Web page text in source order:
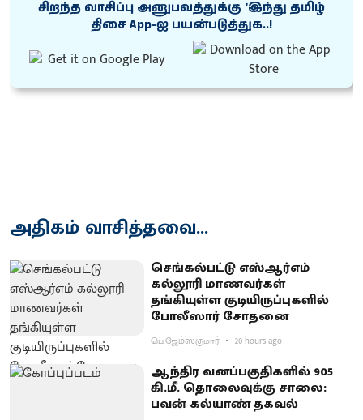
சிறந்த வாசிப்பு அனுபவத்துக்கு ‘இந்து தமிழ்
திசை App-ஐ பயன்படுத்துக..!
அதிகம் வாசித்தவை...
செங்கல்பட்டு எஸ்ஆர்எம்
கல்லூரி மாணவர்கள்
தங்கியுள்ள குடியிருப்புகளில்
போலீஸார் சோதனை
பெ.ஜேம்ஸ்குமார் 20 hours ago
ஆந்திர வனப்பகுதிகளில் 905
கி.மீ. தொலைவுக்கு சாலை:
பவன் கல்யாண் தகவல்